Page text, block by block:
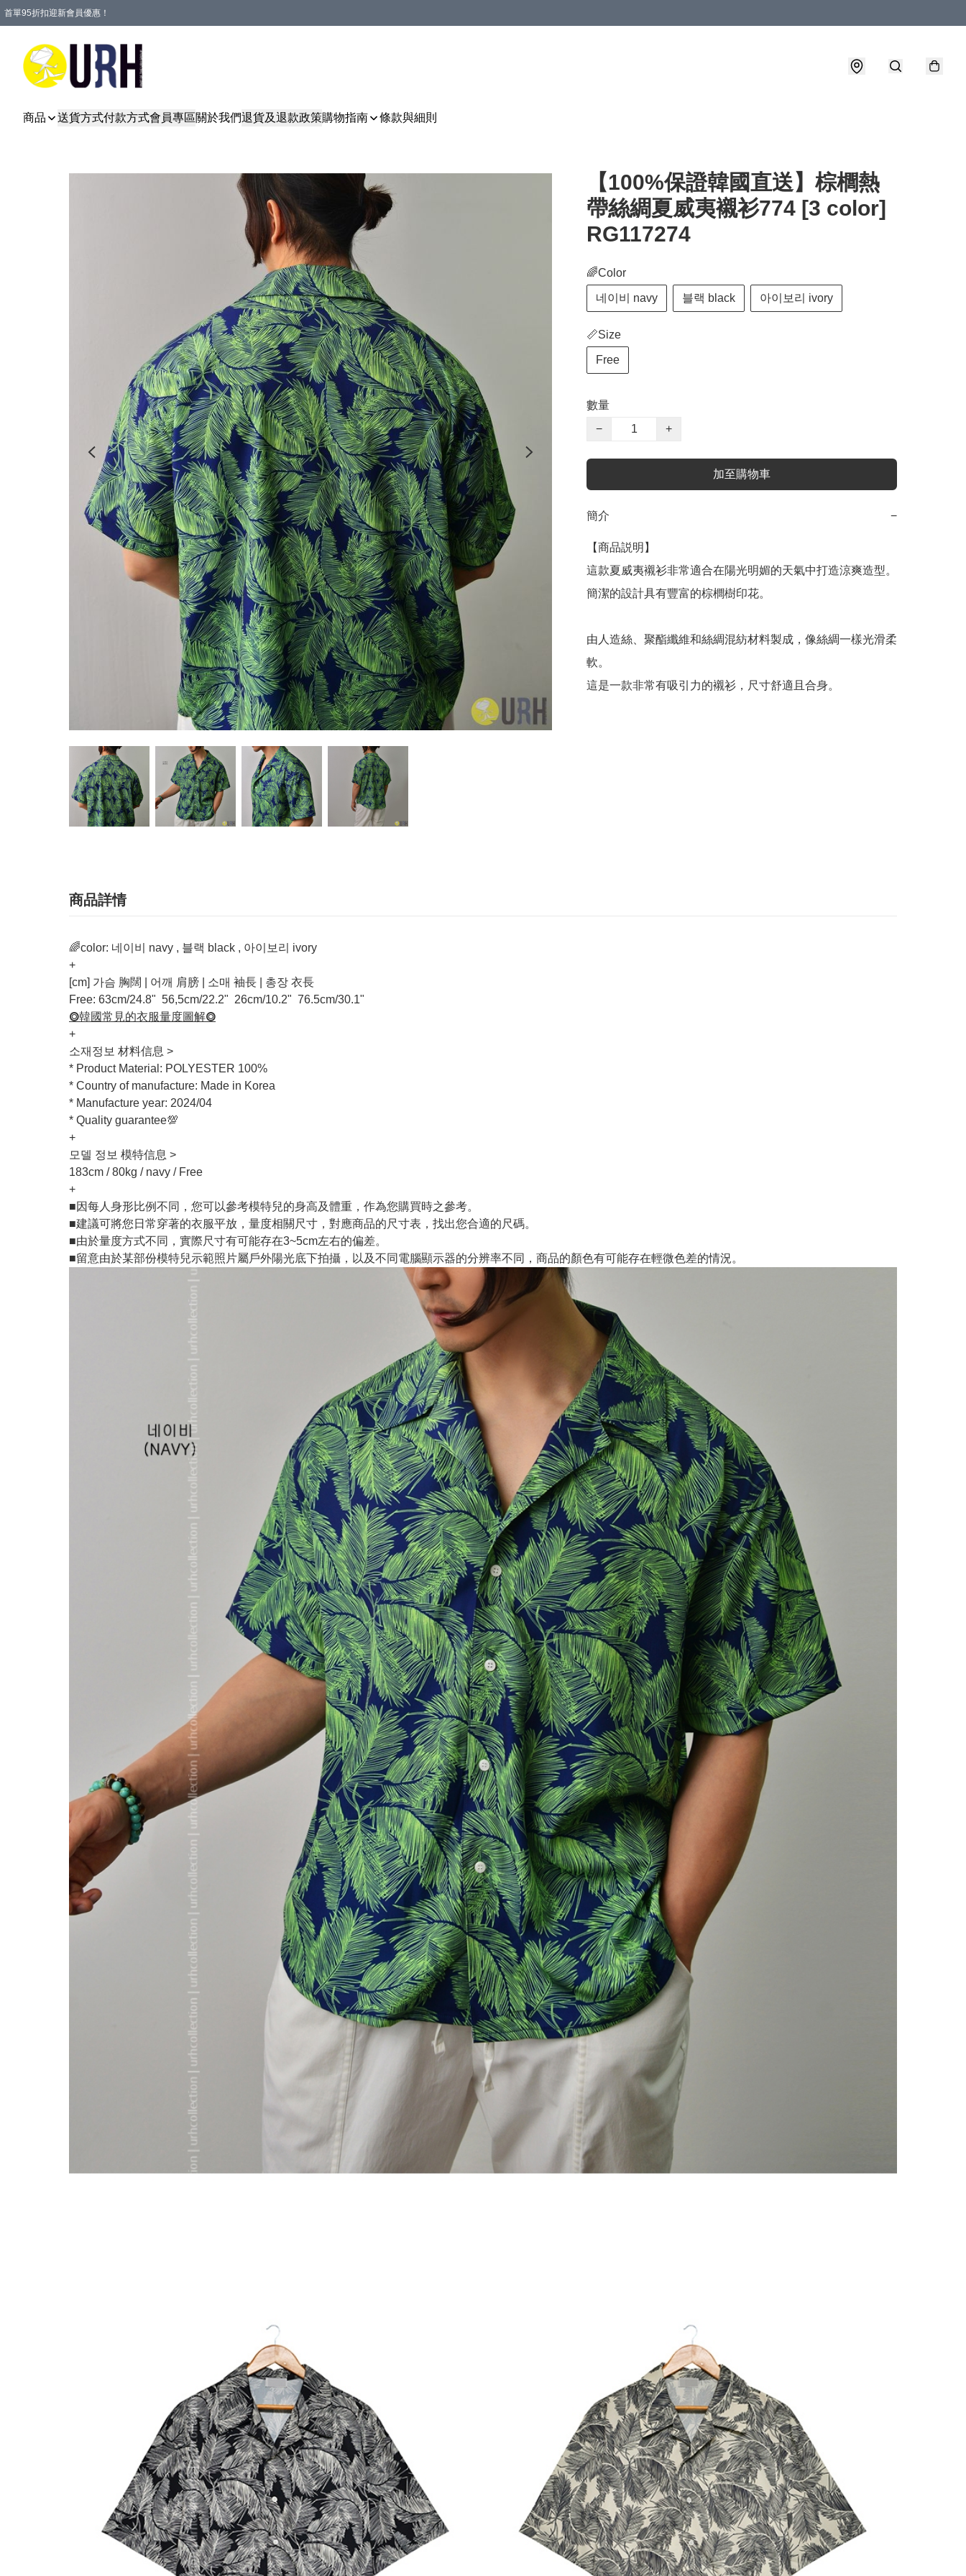
首單95折扣迎新會員優惠！
商品 送貨方式付款方式會員專區關於我們退貨及退款政策購物指南 條款與細則
【100%保證韓國直送】棕櫚熱
帶絲綢夏威夷襯衫774 [3 color]
RG117274
🌈Color
네이비 navy 블랙 black 아이보리 ivory
📏Size
Free
數量
−
+
加至購物車
簡介 −
【商品説明】
這款夏威夷襯衫非常適合在陽光明媚的天氣中打造涼爽造型。
簡潔的設計具有豐富的棕櫚樹印花。
由人造絲、聚酯纖維和絲綢混紡材料製成，像絲綢一樣光滑柔
軟。
這是一款非常有吸引力的襯衫，尺寸舒適且合身。
商品詳情
🌈color: 네이비 navy , 블랙 black , 아이보리 ivory
+
[cm] 가슴 胸闊 | 어깨 肩膀 | 소매 袖長 | 총장 衣長
Free: 63cm/24.8" 56,5cm/22.2" 26cm/10.2" 76.5cm/30.1"
⭗韓國常見的衣服量度圖解⭗
+
소재정보 材料信息 >
* Product Material: POLYESTER 100%
* Country of manufacture: Made in Korea
* Manufacture year: 2024/04
* Quality guarantee💯
+
모델 정보 模特信息 >
183cm / 80kg / navy / Free
+
■因每人身形比例不同，您可以參考模特兒的身高及體重，作為您購買時之參考。
■建議可將您日常穿著的衣服平放，量度相關尺寸，對應商品的尺寸表，找出您合適的尺碼。
■由於量度方式不同，實際尺寸有可能存在3~5cm左右的偏差。
■留意由於某部份模特兒示範照片屬戶外陽光底下拍攝，以及不同電腦顯示器的分辨率不同，商品的顏色有可能存在輕微色差的情況。